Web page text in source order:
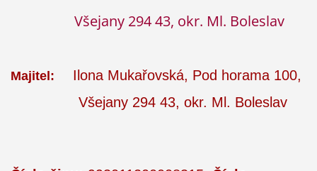
Všejany 294 43, okr. Ml. Boleslav
Majitel:
Ilona Mukařovská, Pod horama 100,
Všejany 294 43, okr. Ml. Boleslav